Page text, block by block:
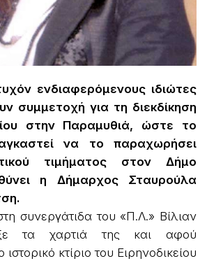
ενδιαφερόμενους ιδιώτες
συμμετοχή για τη διεκδίκηση
στην Παραμυθιά, ώστε το
να το παραχωρήσει
τιμήματος στον Δήμο
η Δήμαρχος Σταυρούλα
συνεργάτιδα του «Π.Λ.» Βίλιαν
τα χαρτιά της και αφού
ιστορικό κτίριο του Ειρηνοδικείου